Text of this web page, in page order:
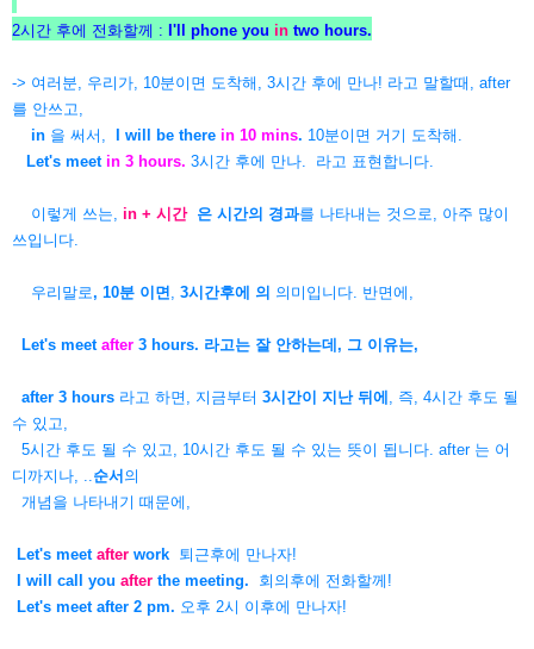
2시간 후에 전화할께 : I'll phone you in two hours.
-> 여러분, 우리가, 10분이면 도착해, 3시간 후에 만나! 라고 말할때, after
를 안쓰고,
in 을 써서, I will be there in 10 mins. 10분이면 거기 도착해.
Let's meet in 3 hours. 3시간 후에 만나. 라고 표현합니다.
이렇게 쓰는, in + 시간은 시간의 경과를 나타내는 것으로, 아주 많이
쓰입니다.
우리말로, 10분 이면, 3시간후에 의 의미입니다. 반면에,
Let's meet after 3 hours. 라고는 잘 안하는데, 그 이유는,
after 3 hours 라고 하면, 지금부터 3시간이 지난 뒤에 , 즉, 4시간 후도 될
수 있고,
5시간 후도 될 수 있고, 10시간 후도 될 수 있는 뜻이 됩니다. after 는 어
디까지나, ..순서 의
개념을 나타내기 때문에,
Let's meet after work 퇴근후에 만나자!
I will call you after the meeting. 회의후에 전화할께!
Let's meet after 2 pm. 오후 2시 이후에 만나자!